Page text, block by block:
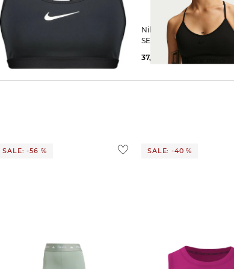
24,99 €
Nike | Damen Sport BH PRO
SEAMLESS
37,45 €
39,99 €
SALE: -56 % SALE: -40 %